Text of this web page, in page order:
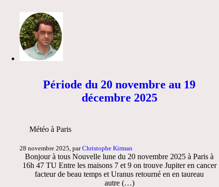
Période du 20 novembre au 19
décembre 2025
Météo à Paris
28 novembre 2025, parChristophe Kirman
Bonjour à tous Nouvelle lune du 20 novembre 2025 à Paris à
16h 47 TU Entre les maisons 7 et 9 on trouve Jupiter en cancer
facteur de beau temps et Uranus retourné en en taureau
autre (…)